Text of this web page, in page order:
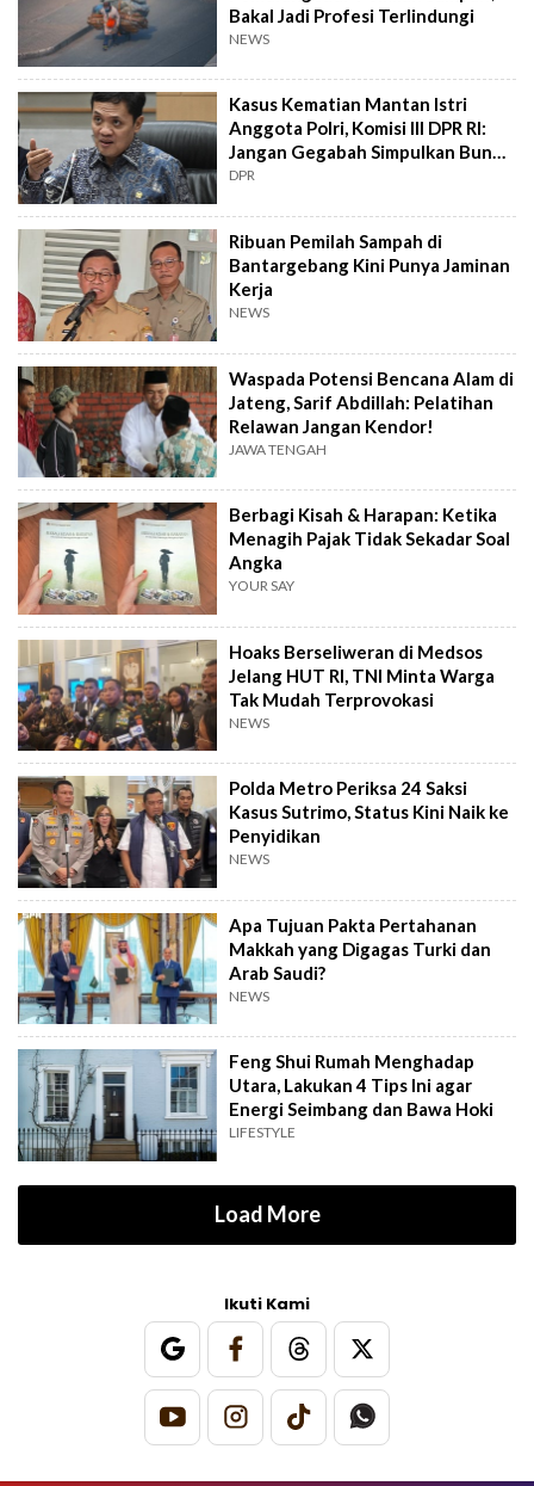
Bakal Jadi Profesi Terlindungi
NEWS
Kasus Kematian Mantan Istri
Anggota Polri, Komisi III DPR RI:
Jangan Gegabah Simpulkan Bunuh
Diri
DPR
Ribuan Pemilah Sampah di
Bantargebang Kini Punya Jaminan
Kerja
NEWS
Waspada Potensi Bencana Alam di
Jateng, Sarif Abdillah: Pelatihan
Relawan Jangan Kendor!
JAWA TENGAH
Berbagi Kisah & Harapan: Ketika
Menagih Pajak Tidak Sekadar Soal
Angka
YOUR SAY
Hoaks Berseliweran di Medsos
Jelang HUT RI, TNI Minta Warga
Tak Mudah Terprovokasi
NEWS
Polda Metro Periksa 24 Saksi
Kasus Sutrimo, Status Kini Naik ke
Penyidikan
NEWS
Apa Tujuan Pakta Pertahanan
Makkah yang Digagas Turki dan
Arab Saudi?
NEWS
Feng Shui Rumah Menghadap
Utara, Lakukan 4 Tips Ini agar
Energi Seimbang dan Bawa Hoki
LIFESTYLE
Load More
Ikuti Kami